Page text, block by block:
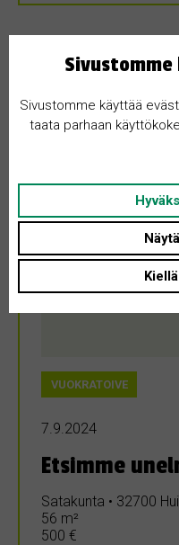
VUOKRATOIVE
7.9.2024
Etsimme
Satakunta • 32700
56 m²
500 €
Sivustomme käyttää
taata parhaan